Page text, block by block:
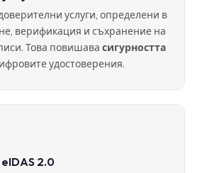
услуги, определени в
верификация и съхранение на
Това повишава сигурността
удостоверения.
2.0